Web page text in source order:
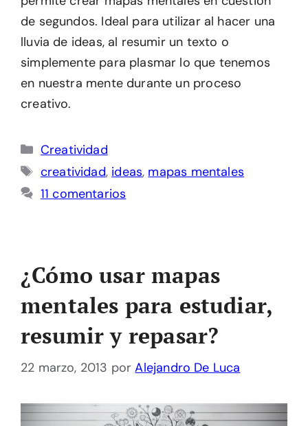
de segundos. Ideal para utilizar al hacer una
lluvia de ideas, al resumir un texto o
simplemente para plasmar lo que tenemos
en nuestra mente durante un proceso
creativo.
Categorías
Creatividad
Etiquetas
creatividad, ideas, mapas mentales
11 comentarios
¿Cómo usar mapas
mentales para estudiar,
resumir y repasar?
22 marzo, 2013 porAlejandro De Luca